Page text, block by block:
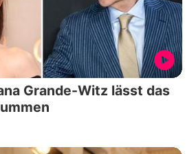
Grande-Witz lässt das